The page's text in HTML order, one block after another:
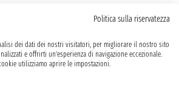
Politica sulla riservatezza
dei dati dei nostri visitatori, per migliorare il nostro sito
e offrirti un'esperienza di navigazione eccezionale.
utilizziamo aprire le impostazioni.